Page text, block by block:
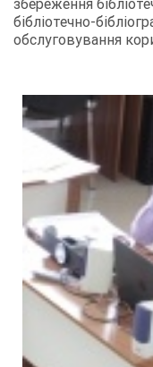
збереження
бібліотечно-
обслуговування